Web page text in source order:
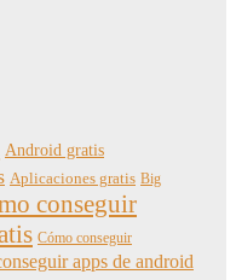
Android gratis
Aplicaciones gratis Big
conseguir
Cómo conseguir
apps de android